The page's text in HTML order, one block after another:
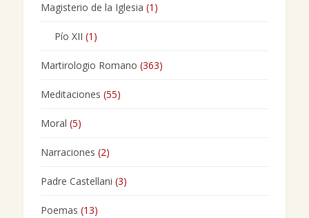
Magisterio de la Iglesia (1)
Pío XII (1)
Martirologio Romano (363)
Meditaciones (55)
Moral (5)
Narraciones (2)
Padre Castellani (3)
Poemas (13)